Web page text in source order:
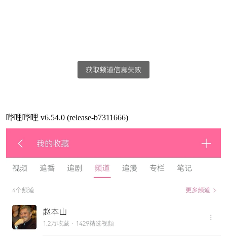
哔哩哔哩 v6.54.0 (release-b7311666)